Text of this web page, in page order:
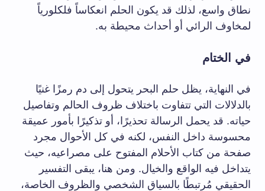
نطاق واسع، لذلك قد يكون الحلم انعكاساً فلكلورياً
لمخاوف الرائي أو أحداث محيطة به.
في الختام
في النهاية، يظل حلم البحر يتحول إلى دم رمزًا غنيًا
بالدلالات التي تتفاوت باختلاف ظروف الحالم وتفاصيل
حياته. قد يحمل الرسالة تحذيرًا، أو تذكيرًا بأمور عميقة
محسوسة داخل النفس، لكنه في كل الأحوال مجرد
صفحة من كتاب الأحلام المفتوح على مصراعيه، حيث
يتداخل فيه الواقع والخيال. ومن هنا، يبقى التفسير
الحقيقي مُرتبطًا بالسياق الشخصي والظروف الخاصة،